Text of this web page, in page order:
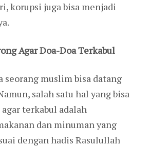
korupsi juga bisa menjadi
Agar Doa-Doa Terkabul
seorang muslim bisa datang
salah satu hal yang bisa
terkabul adalah
dan minuman yang
dengan hadis Rasulullah